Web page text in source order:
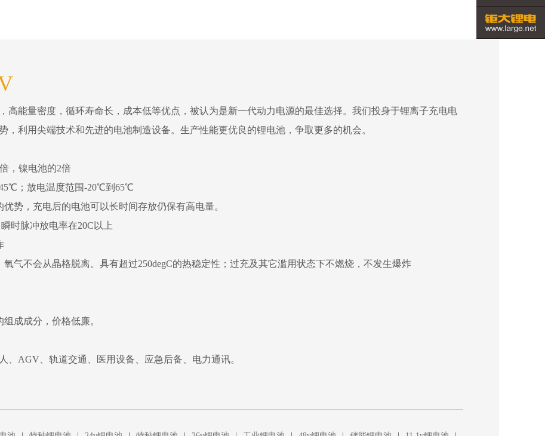
高能量密度，循环寿命长，成本低等优点，被认为是新一代动力电源的最佳选择。我们投身于锂离子充电电
，利用尖端技术和先进的电池制造设备。生产性能更优良的锂电池，争取更多的机会。
，镍电池的2倍
；放电温度范围-20℃到65℃
势，充电后的电池可以长时间存放仍保有高电量。
时脉冲放电率在20C以上
气不会从晶格脱离。具有超过250degC的热稳定性；过充及其它滥用状态下不燃烧，不发生爆炸
成成分，价格低廉。
、AGV、轨道交通、医用设备、应急后备、电力通讯。